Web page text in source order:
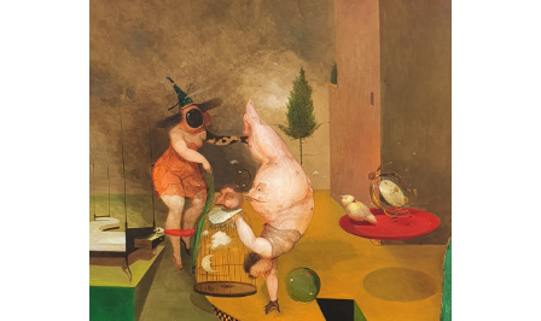
Flor de Sueño
PINTURAS/SANTIAGO VALLADARES